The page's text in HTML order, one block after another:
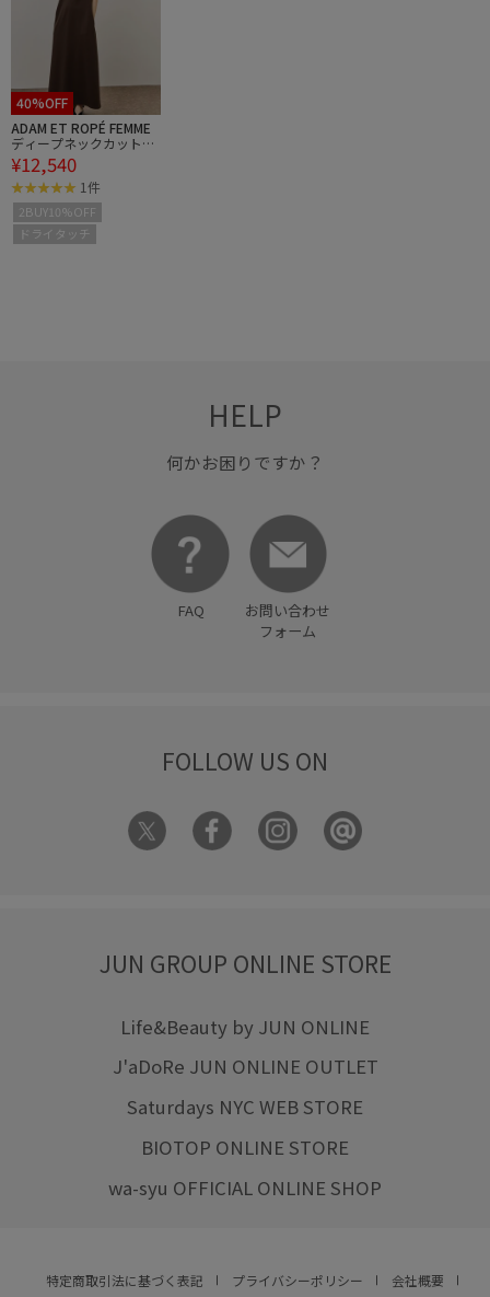
40%OFF
ADAM ET ROPÉ FEMME
ディープネックカットソ
ーワンピース
¥12,540
1件
2BUY10%OFF
ドライタッチ
HELP
何かお困りですか？
FAQ
お問い合わせ
フォーム
FOLLOW US ON
JUN GROUP ONLINE STORE
Life&Beauty by JUN ONLINE
J'aDoRe JUN ONLINE OUTLET
Saturdays NYC WEB STORE
BIOTOP ONLINE STORE
wa-syu OFFICIAL ONLINE SHOP
特定商取引法に基づく表記 プライバシーポリシー
会社概要